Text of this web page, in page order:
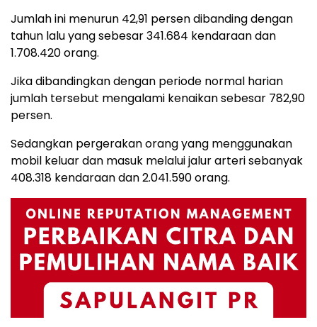
Jumlah ini menurun 42,91 persen dibanding dengan
tahun lalu yang sebesar 341.684 kendaraan dan
1.708.420 orang.
Jika dibandingkan dengan periode normal harian
jumlah tersebut mengalami kenaikan sebesar 782,90
persen.
Sedangkan pergerakan orang yang menggunakan
mobil keluar dan masuk melalui jalur arteri sebanyak
408.318 kendaraan dan 2.041.590 orang.